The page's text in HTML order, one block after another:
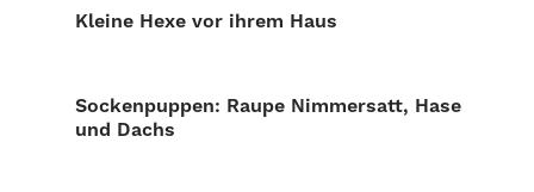
Kleine Hexe vor ihrem Haus
Sockenpuppen: Raupe Nimmersatt, Hase
und Dachs